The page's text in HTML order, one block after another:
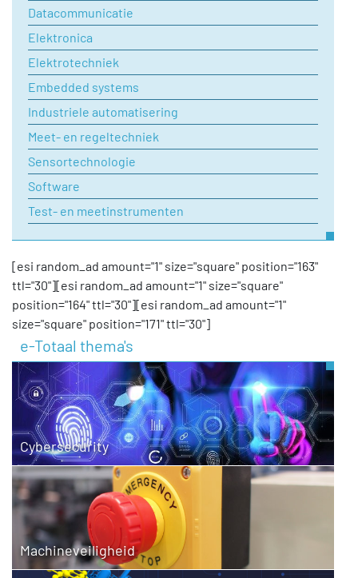
Uw vraag
Datacommunicatie
Elektronica
Elektrotechniek
Embedded systems
Industriele automatisering
Meet- en regeltechniek
Sensortechnologie
Software
Test- en meetinstrumenten
[esi random_ad amount="1" size="square" position="163"
ttl="30"][esi random_ad amount="1" size="square"
position="164" ttl="30"][esi random_ad amount="1"
size="square" position="171" ttl="30"]
e-Totaal thema's
Cybersecurity
Machineveiligheid